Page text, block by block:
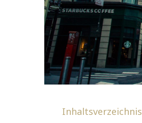
Inhaltsverzeichnis